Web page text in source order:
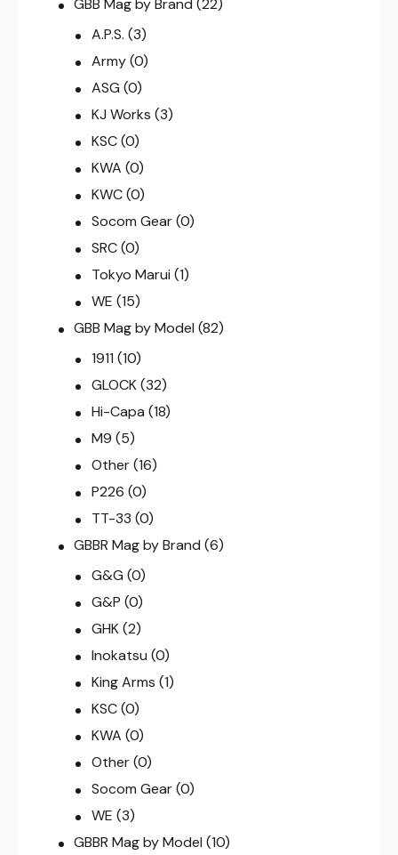
GBB Mag by Brand (22)
A.P.S. (3)
Army (0)
ASG (0)
KJ Works (3)
KSC (0)
KWA (0)
KWC (0)
Socom Gear (0)
SRC (0)
Tokyo Marui (1)
WE (15)
GBB Mag by Model (82)
1911 (10)
GLOCK (32)
Hi-Capa (18)
M9 (5)
Other (16)
P226 (0)
TT-33 (0)
GBBR Mag by Brand (6)
G&G (0)
G&P (0)
GHK (2)
Inokatsu (0)
King Arms (1)
KSC (0)
KWA (0)
Other (0)
Socom Gear (0)
WE (3)
GBBR Mag by Model (10)